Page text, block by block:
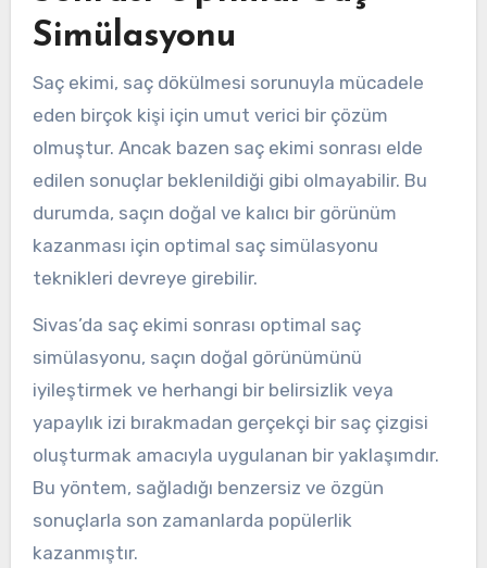
Simülasyonu
Saç ekimi, saç dökülmesi sorunuyla mücadele
eden birçok kişi için umut verici bir çözüm
olmuştur. Ancak bazen saç ekimi sonrası elde
edilen sonuçlar beklenildiği gibi olmayabilir. Bu
durumda, saçın doğal ve kalıcı bir görünüm
kazanması için optimal saç simülasyonu
teknikleri devreye girebilir.
Sivas’da saç ekimi sonrası optimal saç
simülasyonu, saçın doğal görünümünü
iyileştirmek ve herhangi bir belirsizlik veya
yapaylık izi bırakmadan gerçekçi bir saç çizgisi
oluşturmak amacıyla uygulanan bir yaklaşımdır.
Bu yöntem, sağladığı benzersiz ve özgün
sonuçlarla son zamanlarda popülerlik
kazanmıştır.